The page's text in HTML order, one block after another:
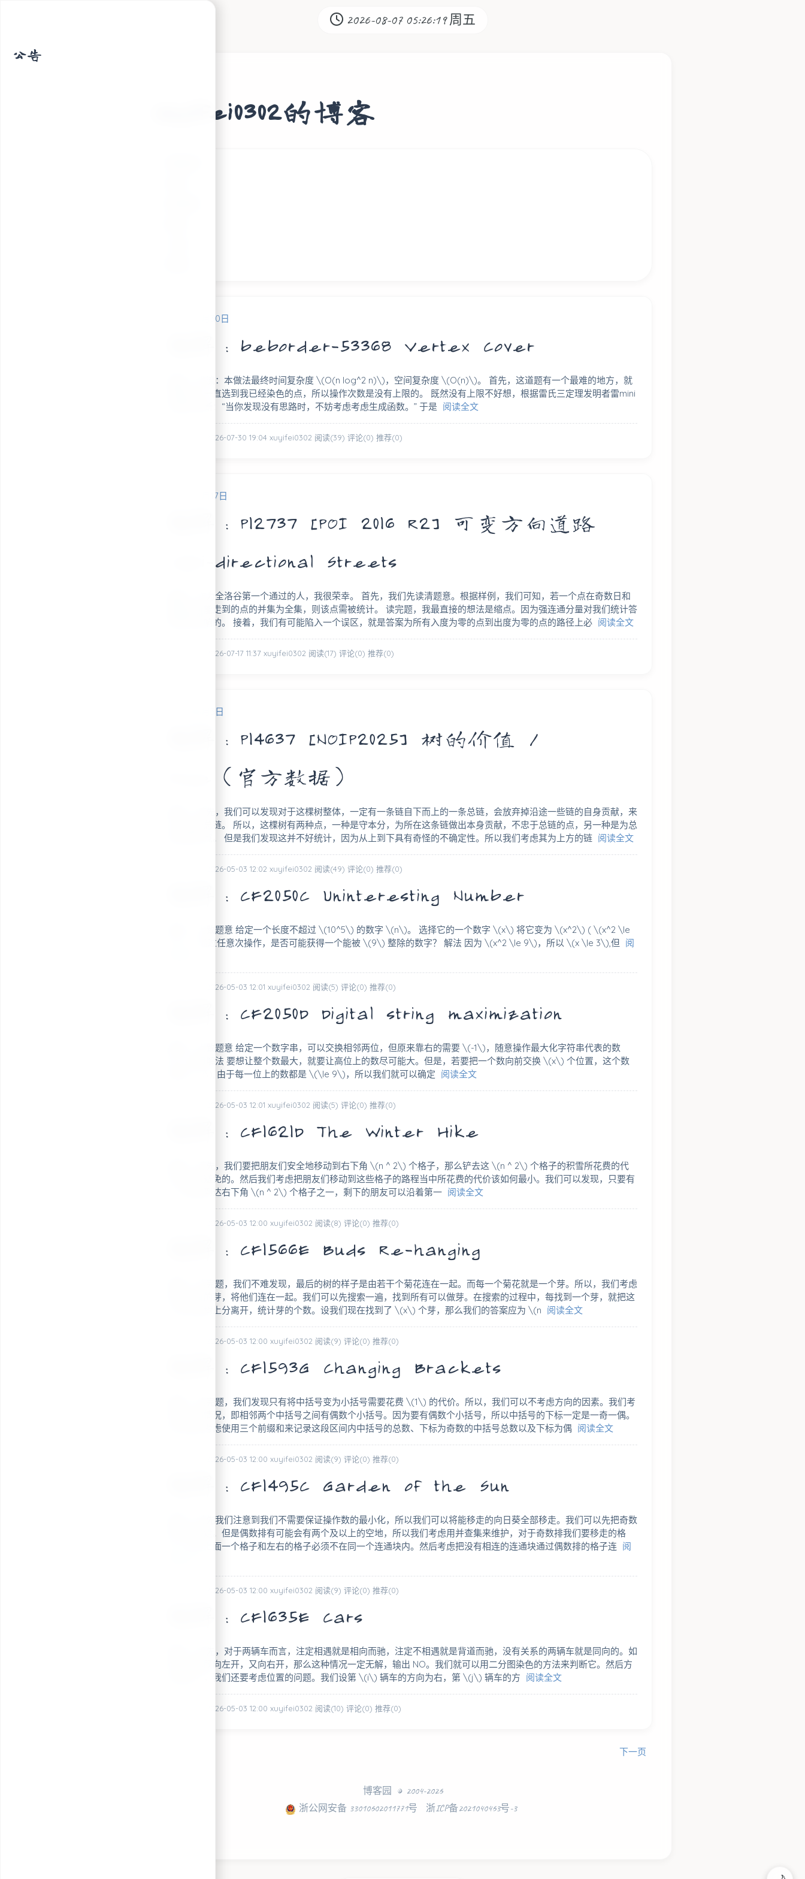
公告
2026-08-07 05:26:20 周五
xuyifei0302的博客
2026年7月30日
题解：beborder-53368 Vertex Cover
摘要： 省流：本做法最终时间复杂度 \(O(n log^2 n)\)，空间复杂度 \(O(n)\)。 首先，这道题有一个最难的地方，就
是我可以一直选到我已经染色的点，所以操作次数是没有上限的。 既然没有上限不好想，根据雷氏三定理发明者雷mini
的著名论断：“当你发现没有思路时，不妨考虑考虑生成函数。” 于是 阅读全文
posted @ 2026-07-30 19:04 xuyifei0302 阅读(39) 评论(0) 推荐(0)
2026年7月17日
题解：P12737 [POI 2016 R2] 可变方向道路
Vari-directional Streets
摘要： 作为全洛谷第一个通过的人，我很荣幸。 首先，我们先读清题意。根据样例，我们可知，若一个点在奇数日和
偶数日所能走到的点的并集为全集，则该点需被统计。 读完题，我最直接的想法是缩点。因为强连通分量对我们统计答
案是无影响的。 接着，我们有可能陷入一个误区，就是答案为所有入度为零的点到出度为零的点的路径上必 阅读全文
posted @ 2026-07-17 11:37 xuyifei0302 阅读(17) 评论(0) 推荐(0)
2026年5月3日
题解：P14637 [NOIP2025] 树的价值 /
tree（官方数据）
摘要： 首先，我们可以发现对于这棵树整体，一定有一条链自下而上的一条总链，会放弃掉沿途一些链的自身贡献，来
壮大这条总链。 所以，这棵树有两种点，一种是守本分，为所在这条链做出本身贡献，不忠于总链的点，另一种是为总
链贡献的点。 但是我们发现这并不好统计，因为从上到下具有奇怪的不确定性。所以我们考虑其为上方的链 阅读全文
posted @ 2026-05-03 12:02 xuyifei0302 阅读(49) 评论(0) 推荐(0)
题解：CF2050C Uninteresting Number
摘要： 大致题意 给定一个长度不超过 \(10^5\) 的数字 \(n\)。 选择它的一个数字 \(x\) 将它变为 \(x^2\) ( \(x^2 \le
9\) )。 通过任意次操作，是否可能获得一个能被 \(9\) 整除的数字？ 解法 因为 \(x^2 \le 9\)，所以 \(x \le 3\),但 阅
posted @ 2026-05-03 12:01 xuyifei0302 阅读(5) 评论(0) 推荐(0)
题解：CF2050D Digital string maximization
摘要： 大致题意 给定一个数字串，可以交换相邻两位，但原来靠右的需要 \(-1\)，随意操作最大化字符串代表的数
字。 题目解法 要想让整个数最大，就要让高位上的数尽可能大。但是，若要把一个数向前交换 \(x\) 个位置，这个数
就要 \(-x\), 由于每一位上的数都是 \(\le 9\)，所以我们就可以确定 阅读全文
posted @ 2026-05-03 12:01 xuyifei0302 阅读(5) 评论(0) 推荐(0)
题解：CF1621D The Winter Hike
摘要： 首先，我们要把朋友们安全地移动到右下角 \(n ^ 2\) 个格子，那么铲去这 \(n ^ 2\) 个格子的积雪所花费的代
价是无法避免的。然后我们考虑把朋友们移动到这些格子的路程当中所花费的代价该如何最小。我们可以发现，只要有
一个朋友到达右下角 \(n ^ 2\) 个格子之一，剩下的朋友可以沿着第一 阅读全文
posted @ 2026-05-03 12:00 xuyifei0302 阅读(8) 评论(0) 推荐(0)
题解：CF1566E Buds Re-hanging
摘要： 读完题，我们不难发现，最后的树的样子是由若干个菊花连在一起。而每一个菊花就是一个芽。所以，我们考虑
找出所有的芽，将他们连在一起。我们可以先搜索一遍，找到所有可以做芽。在搜索的过程中，每找到一个芽，就把这
个芽从原树上分离开，统计芽的个数。设我们现在找到了 \(x\) 个芽，那么我们的答案应为 \(n 阅读全文
posted @ 2026-05-03 12:00 xuyifei0302 阅读(9) 评论(0) 推荐(0)
题解：CF1593G Changing Brackets
摘要： 读完题，我们发现只有将中括号变为小括号需要花费 \(1\) 的代价。所以，我们可以不考虑方向的因素。我们考
虑合法的情况，即相邻两个中括号之间有偶数个小括号。因为要有偶数个小括号，所以中括号的下标一定是一奇一偶。
所以我们考虑使用三个前缀和来记录这段区间内中括号的总数、下标为奇数的中括号总数以及下标为偶 阅读全文
posted @ 2026-05-03 12:00 xuyifei0302 阅读(9) 评论(0) 推荐(0)
题解：CF1495C Garden of the Sun
摘要： 首先我们注意到我们不需要保证操作数的最小化，所以我们可以将能移走的向日葵全部移走。我们可以先把奇数
排全部移走。但是偶数排有可能会有两个及以上的空地，所以我们考虑用并查集来维护，对于奇数排我们要移走的格
子，它的上面一个格子和左右的格子必须不在同一个连通块内。然后考虑把没有相连的连通块通过偶数排的格子连 阅
posted @ 2026-05-03 12:00 xuyifei0302 阅读(9) 评论(0) 推荐(0)
题解：CF1635E Cars
摘要： 首先，对于两辆车而言，注定相遇就是相向而驰，注定不相遇就是背道而驰，没有关系的两辆车就是同向的。如
果一辆车既向左开，又向右开，那么这种情况一定无解，输出 NO。我们就可以用二分图染色的方法来判断它。然后方
向确定了，我们还要考虑位置的问题。我们设第 \(i\) 辆车的方向为右，第 \(j\) 辆车的方 阅读全文
posted @ 2026-05-03 12:00 xuyifei0302 阅读(10) 评论(0) 推荐(0)
下一页
博客园 © 2004-2026
浙公网安备 33010602011771号
浙ICP备2021040463号-3